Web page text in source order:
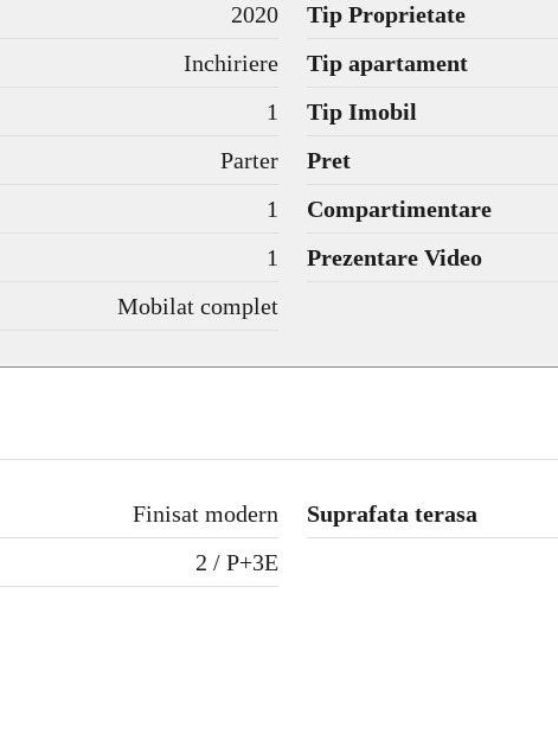
2020
Tip Proprietate
Inchiriere
Tip apartament
1
Tip Imobil
Parter
Pret
1
Compartimentare
1
Prezentare Video
Mobilat complet
Finisat modern
Suprafata terasa
2 / P+3E